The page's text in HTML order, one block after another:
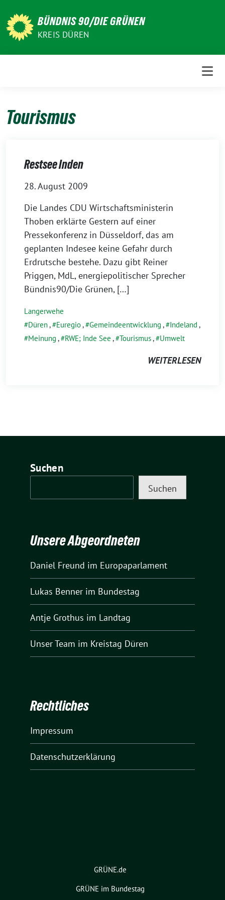
zum
Inhalt
BÜNDNIS 90/DIE GRÜNEN
KREIS DÜREN
Tourismus
Restsee Inden
28. August 2009
Die Landes CDU Wirtschaftsministerin
Thoben erklärte Gestern auf einer
Pressekonferenz in Düsseldorf, das am
geplanten Indesee keine Gefahr durch
Erdrutsche bestehe. Dazu gibt Reiner
Priggen, MdL, energiepolitischer Sprecher
Bündnis90/Die Grünen, […]
Langerwehe
Düren, Euregio, Gemeindeentwicklung , Indeland ,
Meinung , RWE; Inde See , Tourismus, Umwelt
WEITERLESEN
Suchen
Suchen
Unsere Abgeordneten
Daniel Freund im Europaparlament
Lukas Benner im Bundestag
Antje Grothus im Landtag
Unser Team im Kreistag Düren
Rechtliches
Impressum
Datenschutzerklärung
GRÜNE.de
GRÜNE im Bundestag